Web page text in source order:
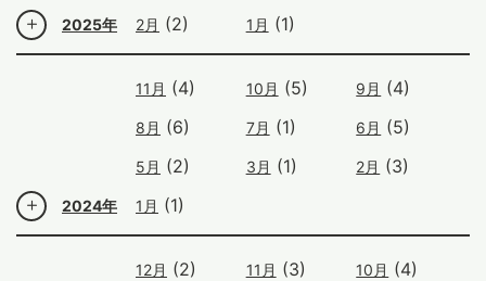
2025年 2月 (2) 1月 (1)
2024年
11月 (4) 10月 (5) 9月 (4)
8月 (6) 7月 (1) 6月 (5)
5月 (2) 3月 (1) 2月 (3)
1月 (1)
12月 (2) 11月 (3) 10月 (4)